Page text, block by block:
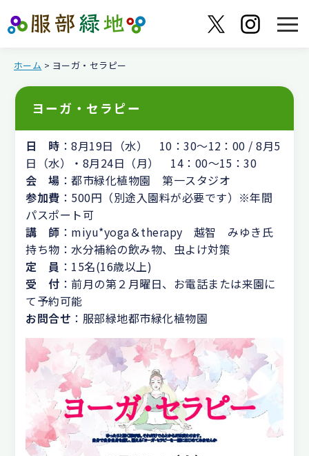
ホーム > ヨーガ・セラピー
ヨーガ・セラピー
日 時 ：8月19日（水） 10：30～12：00 / 8月5
日（水）・8月24日（月） 14：00～15：30
会 場 ：都市緑化植物園 第一スタジオ
参加費 ：500円（別途入園料が必要です）※年間
パスポート可
講 師 ：miyu*yoga＆therapy 越智 みゆき氏
持ち物：水分補給の飲み物、虫よけ対策
定 員 ：15名(16歳以上)
受 付 ：前月の第２月曜日、お電話または来園に
て予約可能
お問合せ ：服部緑地都市緑化植物園